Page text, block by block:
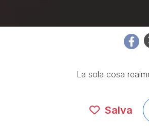
La sola cosa
Salva